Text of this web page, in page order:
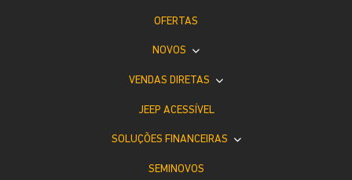
OFERTAS
NOVOS
VENDAS DIRETAS
JEEP ACESSÍVEL
SOLUÇÕES FINANCEIRAS
SEMINOVOS